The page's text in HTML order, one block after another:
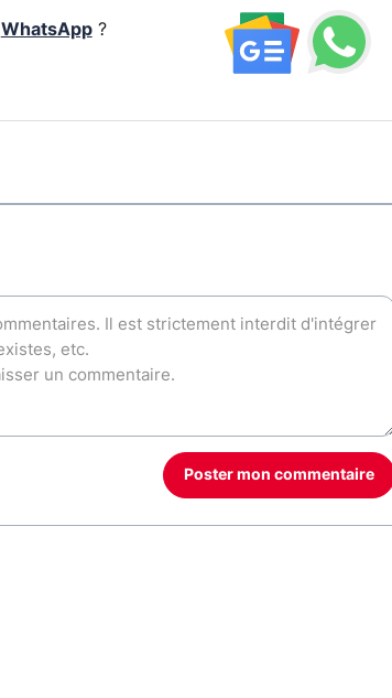
WhatsApp?
Poster mon commentaire